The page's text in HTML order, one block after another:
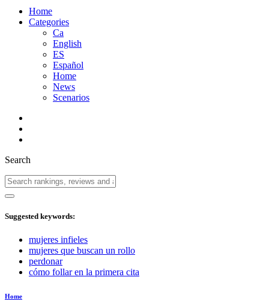
Home
Categories
Ca
English
ES
Español
Home
News
Scenarios
Search
Suggested keywords:
mujeres infieles
mujeres que buscan un rollo
perdonar
cómo follar en la primera cita
Home